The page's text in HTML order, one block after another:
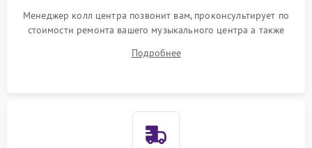
Менеджер колл центра позвонит вам, проконсультирует по
стоимости ремонта вашего музыкального центра а также
Подробнее